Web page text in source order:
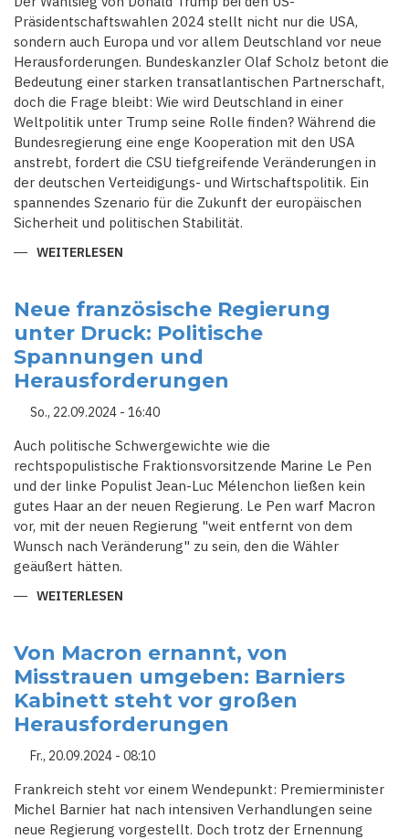
Präsidentschaftswahlen 2024 stellt nicht nur die USA,
sondern auch Europa und vor allem Deutschland vor neue
Herausforderungen. Bundeskanzler Olaf Scholz betont die
Bedeutung einer starken transatlantischen Partnerschaft,
doch die Frage bleibt: Wie wird Deutschland in einer
Weltpolitik unter Trump seine Rolle finden? Während die
Bundesregierung eine enge Kooperation mit den USA
anstrebt, fordert die CSU tiefgreifende Veränderungen in
der deutschen Verteidigungs- und Wirtschaftspolitik. Ein
spannendes Szenario für die Zukunft der europäischen
Sicherheit und politischen Stabilität.
WEITERLESEN
SCHWÄCHE:
WAS
DEUTSCHLAND
NACH
TRUMPS
RÜCKKEHR
INS
WEISSE H
AUS T
UN M
Neue französische Regierung
unter Druck: Politische
Spannungen und
Herausforderungen
So., 22.09.2024 - 16:40
Auch politische Schwergewichte wie die
rechtspopulistische Fraktionsvorsitzende Marine Le Pen
und der linke Populist Jean-Luc Mélenchon ließen kein
gutes Haar an der neuen Regierung. Le Pen warf Macron
vor, mit der neuen Regierung "weit entfernt von dem
Wunsch nach Veränderung" zu sein, den die Wähler
geäußert hätten.
WEITERLESEN
UNTER
DRUCK:
POLITISCHE
SPANNUNGEN
UND
HERAUSFORDERUNGEN
Von Macron ernannt, von
Misstrauen umgeben: Barniers
Kabinett steht vor großen
Herausforderungen
Fr., 20.09.2024 - 08:10
Frankreich steht vor einem Wendepunkt: Premierminister
Michel Barnier hat nach intensiven Verhandlungen seine
neue Regierung vorgestellt. Doch trotz der Ernennung